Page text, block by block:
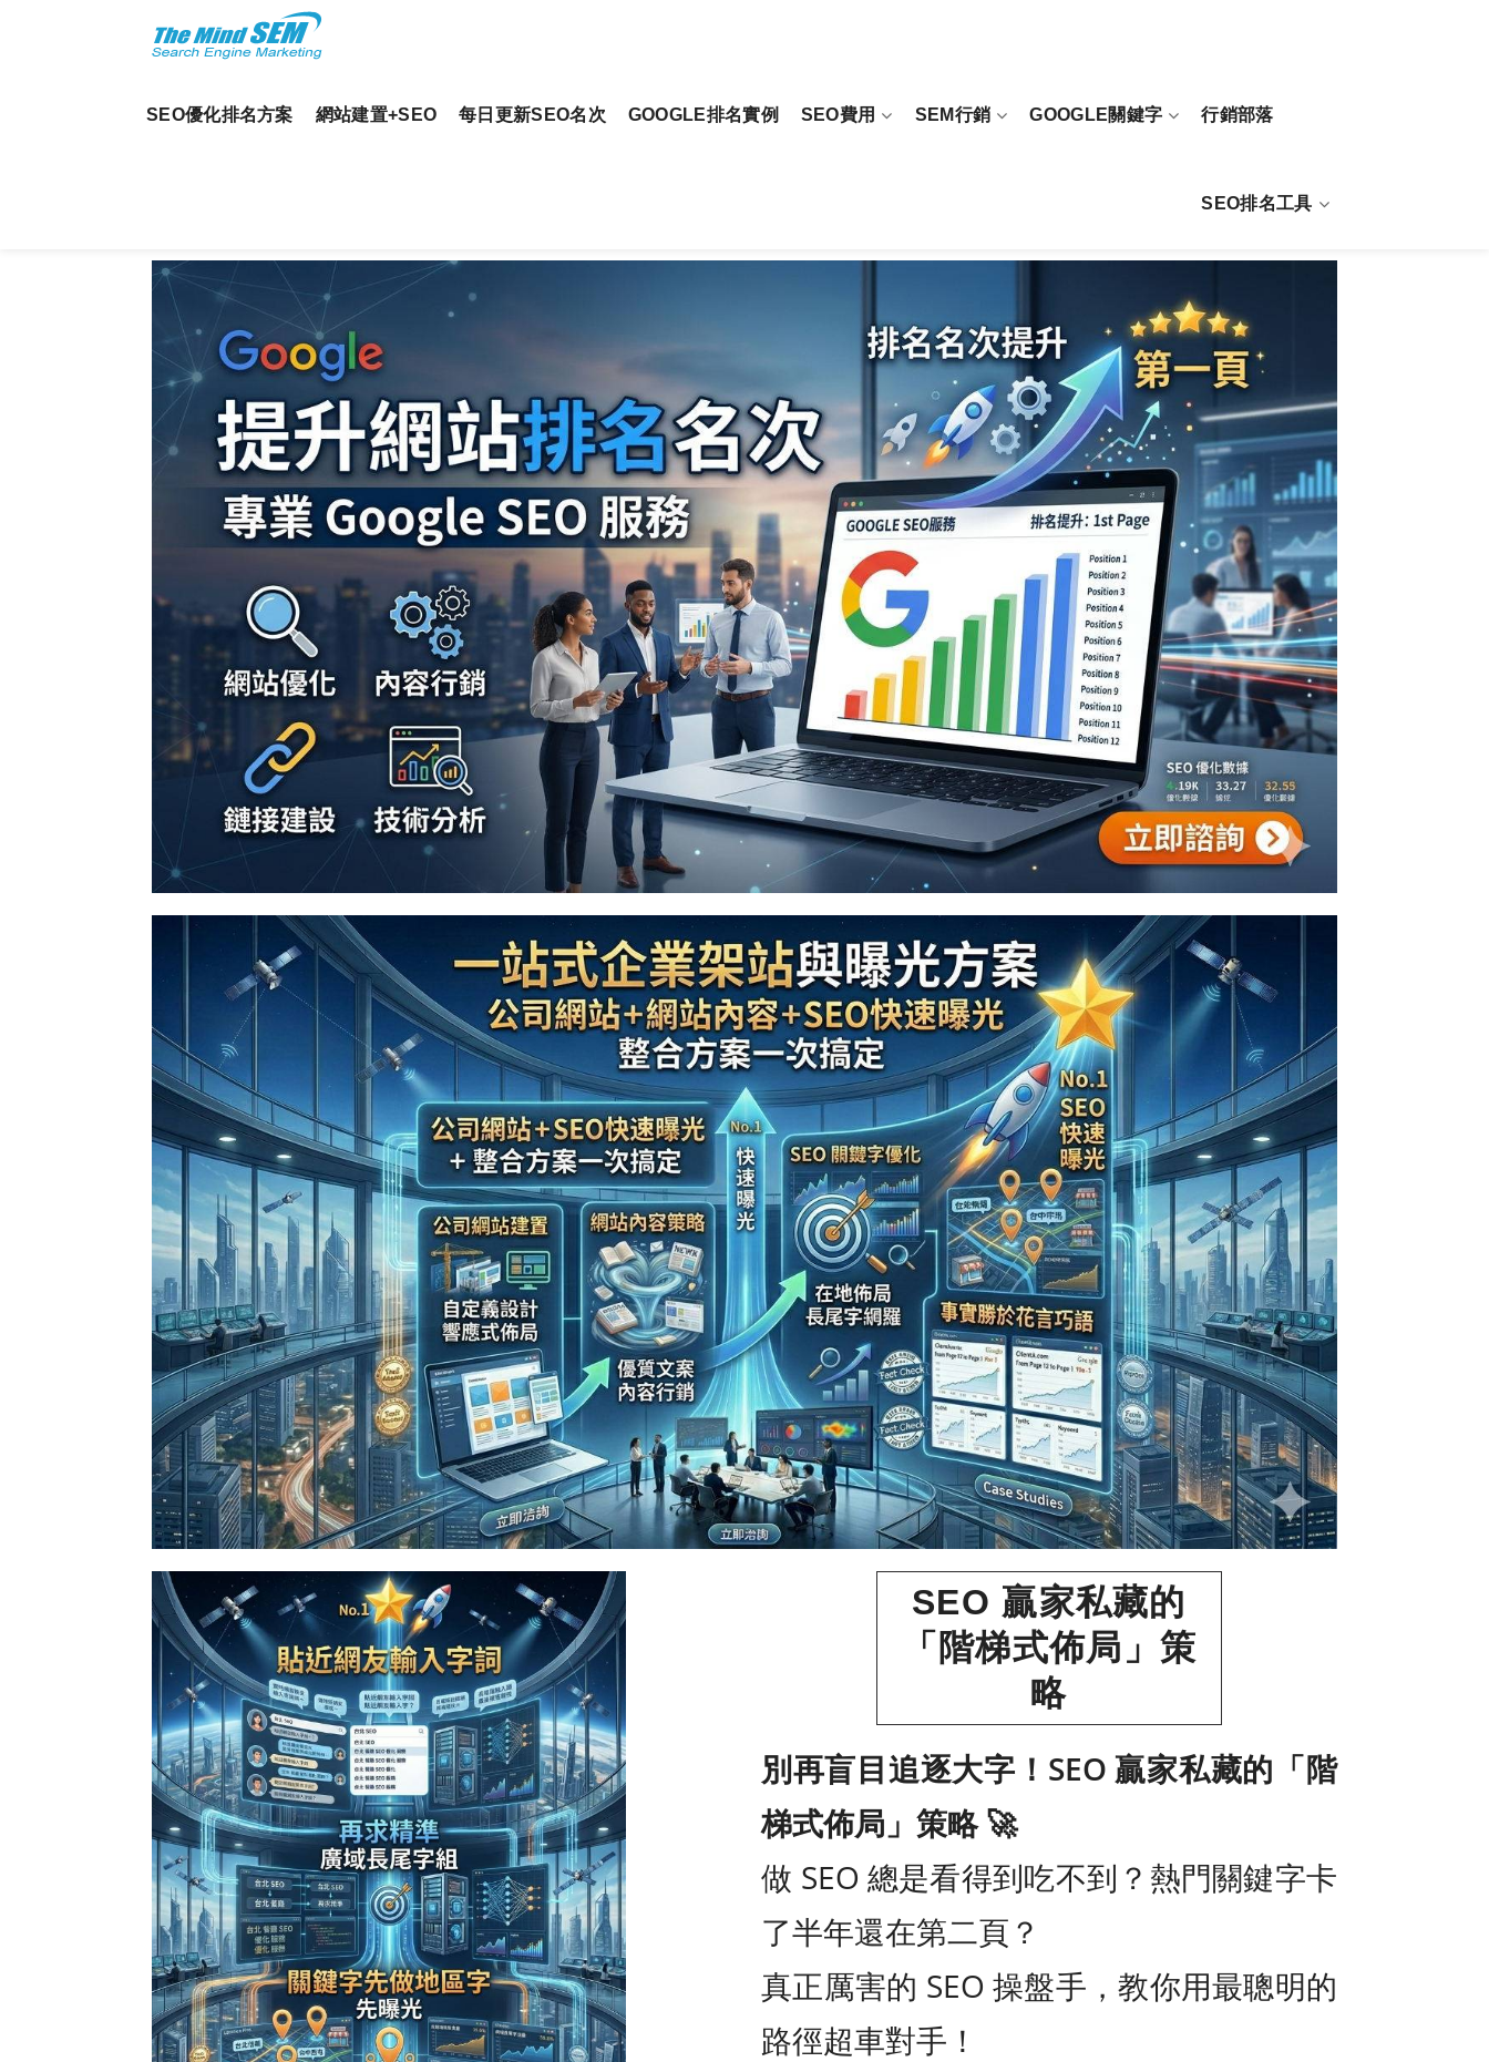
SEO優化排名方案 網站建置+SEO 每日更新SEO名次 GOOGLE排名實例 SEO費用 SEM行銷 GOOGLE關鍵字 行銷部落
SEO排名工具
SEO 贏家私藏的
「階梯式佈局」策
略
別再盲目追逐大字！SEO 贏家私藏的「階
梯式佈局」策略 🚀
做 SEO 總是看得到吃不到？熱門關鍵字卡
了半年還在第二頁？
真正厲害的 SEO 操盤手，教你用最聰明的
路徑超車對手！